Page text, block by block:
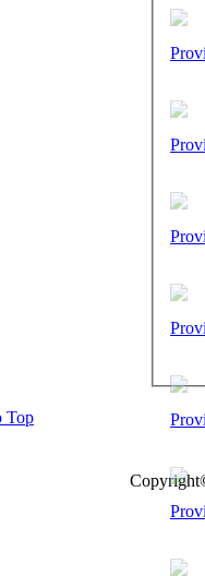
Top